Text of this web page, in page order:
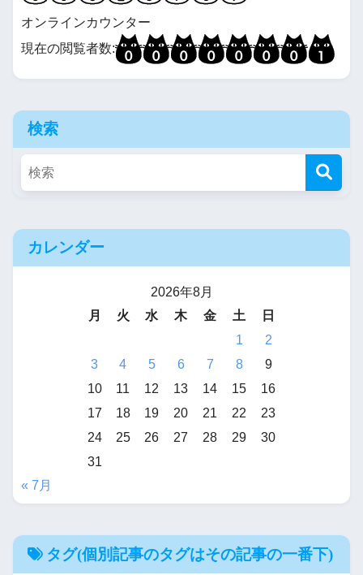
オンラインカウンター
現在の閲覧者数:
検索
カレンダー
2026年8月
月
火 水 木 金 土
日
1
2
3
4 5 6 7 8
9
10
11 12 13 14 15
16
17
18 19 20 21 22
23
24
25 26 27 28 29
30
31
« 7月
タグ(個別記事のタグはその記事の一番下)